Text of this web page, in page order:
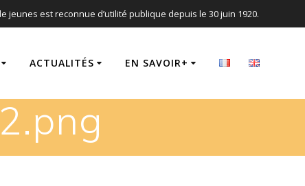
jeunes est reconnue d’utilité publique depuis le 30 juin 1920.
ACTUALITÉS EN SAVOIR+